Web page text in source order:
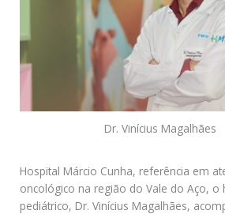
Dr. Vinícius Magalhães
Hospital Márcio Cunha, referência em
oncológico na região do Vale do Aço, o
pediátrico, Dr. Vinícius Magalhães,